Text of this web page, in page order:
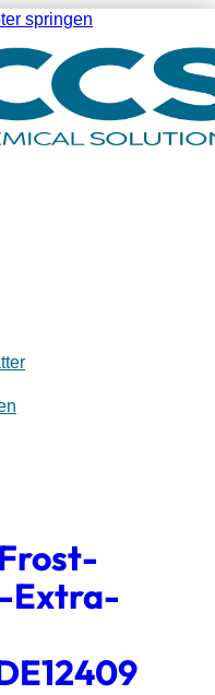
springen
Extra-